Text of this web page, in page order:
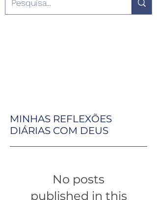
MINHAS REFLEXÕES
DIÁRIAS COM DEUS
No posts
published in this